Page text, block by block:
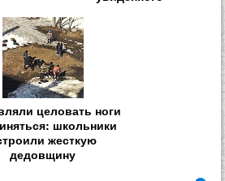
целовать ноги
школьники
жесткую
дедовщину